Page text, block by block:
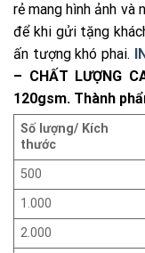
rẻ mang hình ảnh và
để khi gửi tặng
ấn tượng khó phai.
– CHẤT LƯỢNG
120gsm. Thành
Số lượng/ Kích
thước
500
1.000
2.000